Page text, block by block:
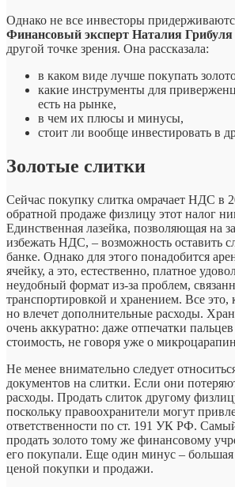
Однако не все инвесторы
Финансовый эксперт Наталия Грибуля
другой точке зрения. Она рассказала:
в каком виде лучше покупать
какие инструменты для
есть на рынке,
в чем их плюсы и минусы,
стоит ли вообще инвестировать в
Золотые слитки
Сейчас покупку слитка омрачает НДС в
обратной продаже физлицу этот налог
Единственная лазейка, позволяющая на
избежать НДС, – возможность оставить
банке. Однако для этого понадобится
ячейку, а это, естественно, платное
неудобный формат из-за проблем,
транспортировкой и хранением. Все это,
но влечет дополнительные расходы.
очень аккуратно: даже отпечатки
стоимость, не говоря уже о
Не менее внимательно следует
документов на слитки. Если они
расходы. Продать слиток другому
поскольку правоохранители могут
ответственности по ст. 191 УК РФ.
продать золото тому же финансовому
его покупали. Еще один минус –
ценой покупки и продажи.